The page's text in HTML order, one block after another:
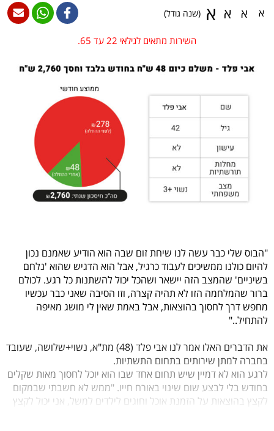
א א א א (שנה גודל)
השירות מתאים לגילאי 22 עד 65.
"הבוס שלי כבר עשה לנו שיחת זום שבה הוא הודיע שאמנם נכון
להיום כולנו ממשיכים לעבוד כרגיל, אבל הוא הדגיש שהוא 'נלחם
בשיניים' שהמצב הזה יישאר ושהכל יכול להשתנות כל רגע. לכולם
ברור שהמלחמה הזו לא תהיה קצרה, וזו הסיבה שאני כבר עכשיו
מחפש דרך לחסוך בהוצאות, אבל באמת שאין לי מושג מאיפה
להתחיל.."
את הדברים האלו אמר לנו אבי פלד (48) מת"א, נשוי+שלושה, שעובד
בחברה למתן שירותים בתחום התשתיות.
לרגע הוא לא דמיין שיש תחום אחד שבו הוא יוכל לחסוך מאות שקלים
בחודש בלי לבצע שום שינוי באורח חייו. "ממש לא חשבתי שבמקום
לקצץ בהוצאות על הזמנת אוכל וחוגים לילדים למשל, אני יכול לקצץ